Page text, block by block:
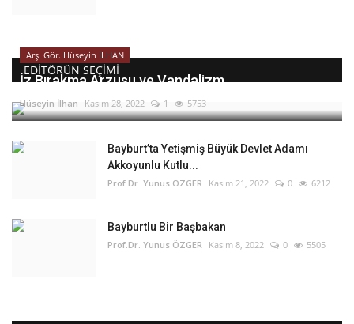
EDITÖRÜN SEÇIMI
Arş. Gör. Hüseyin İLHAN
İz Bırakma Arzusu ve Vandalizm
Hüseyin İlhan Kasım 28, 2022 1 5753
Bayburt’ta Yetişmiş Büyük Devlet Adamı
Akkoyunlu Kutlu...
Prof.Dr. Yunus ÖZGER Kasım 21, 2022 0 6212
Bayburtlu Bir Başbakan
Prof.Dr. Yunus ÖZGER Kasım 8, 2022 0 5505